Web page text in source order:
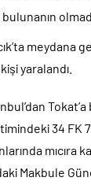
meydana
yaralandı.
34 FK
mıcıra
Makbule